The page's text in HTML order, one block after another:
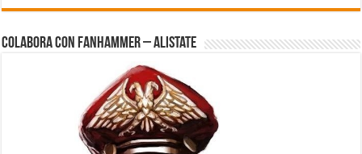
Colabora con FanHammer – Alistate